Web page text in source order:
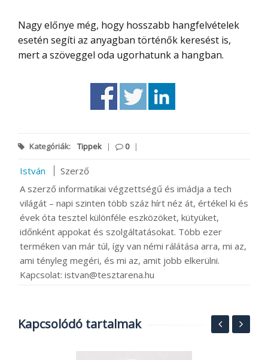
Nagy előnye még, hogy hosszabb hangfelvételek
esetén segíti az anyagban történők keresést is,
mert a szöveggel oda ugorhatunk a hangban.
Kategóriák: Tippek | 0 |
István
Szerző
A szerző informatikai végzettségű és imádja a tech
világát – napi szinten több száz hírt néz át, értékel ki és
évek óta tesztel különféle eszközöket, kütyüket,
időnként appokat és szolgáltatásokat. Több ezer
terméken van már túl, így van némi rálátása arra, mi az,
ami tényleg megéri, és mi az, amit jobb elkerülni.
Kapcsolat: istvan@tesztarena.hu
Kapcsolódó tartalmak